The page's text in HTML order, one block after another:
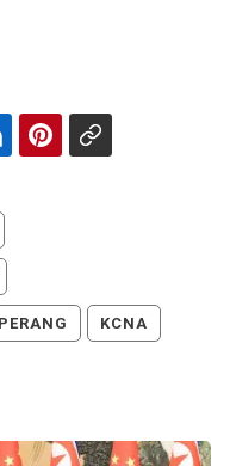
KCNA